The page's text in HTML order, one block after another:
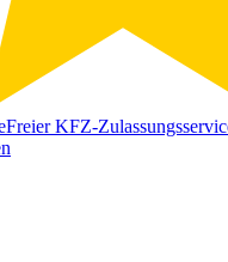
Freier KFZ-